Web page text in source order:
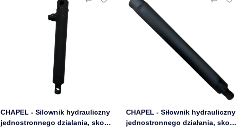
CHAPEL - Silownik hydrauliczny
jednostronnego dzialania, skok
CHAPEL - Siłownik hydrauliczny
jednostronnego działania, skok